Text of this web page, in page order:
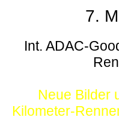
7.
Int. ADAC-
Neue Bilder
Kilometer-